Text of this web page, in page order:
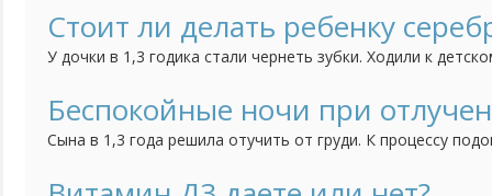
как вариант думаю может появление брата так
привычка грызть ногти. Сейчас дочке 3 года, а привычка
Стоит ли делать ребенку
У дочки в 1,3 годика стали чернеть зубки. Ходили к
сделать серебрение. Зубки мы чистим, но результат
теперь не знаю стоить ли делать процедуру серебрения
Беспокойные ночи при
Сына в 1,3 года решила отучить от груди. К процессу
несколько часов оставляя его одного, потом на полдня.